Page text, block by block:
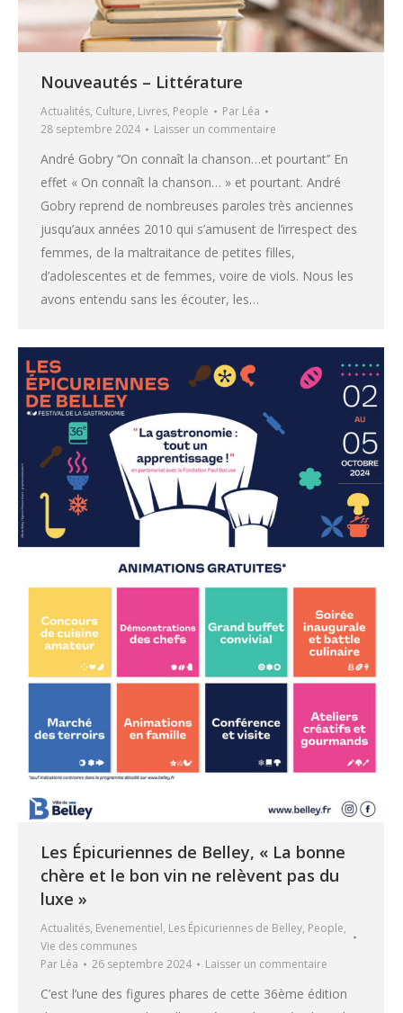
Nouveautés – Littérature
Actualités, Culture, Livres, People Par Léa
28 septembre 2024
Laisser un commentaire
André Gobry ‘‘On connaît la chanson…et pourtant’’ En
effet « On connaît la chanson… » et pourtant. André
Gobry reprend de nombreuses paroles très anciennes
jusqu’aux années 2010 qui s’amusent de l’irrespect des
femmes, de la maltraitance de petites filles,
d’adolescentes et de femmes, voire de viols. Nous les
avons entendu sans les écouter, les…
Les Épicuriennes de Belley, « La bonne
chère et le bon vin ne relèvent pas du
luxe »
Actualités, Evenementiel, Les Épicuriennes de Belley, People,
Vie des communes
Par Léa 26 septembre 2024 Laisser un commentaire
C’est l’une des figures phares de cette 36ème édition